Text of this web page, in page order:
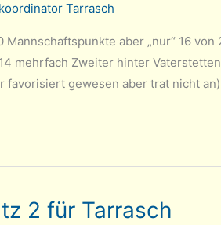
Tarrasch
aber „nur“ 16
mehrfach Zweiter hinter
favorisiert gewesen aber trat nicht
2 für Tarrasch